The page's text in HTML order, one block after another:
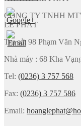
CÔNG TY TNHH
LÊ PHÁT
Trụ sở: 98 Phạm Văn
Nhà máy : 68 Kha
Tel: (0236) 3 757 568
Fax: (0236) 3 757 586
Email: